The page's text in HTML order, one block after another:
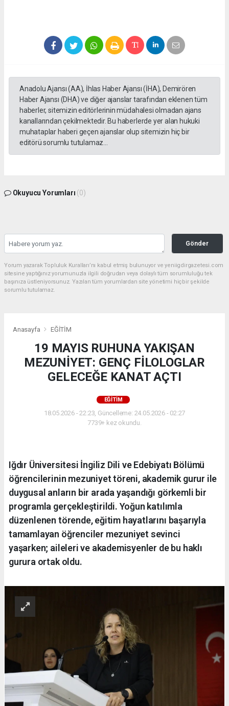
Anadolu Ajansı (AA), İhlas Haber Ajansı (İHA), Demirören
Haber Ajansı (DHA) ve diğer ajanslar tarafından eklenen tüm
haberler, sitemizin editörlerinin müdahalesi olmadan ajans
kanallarından çekilmektedir. Bu haberlerde yer alan hukuki
muhataplar haberi geçen ajanslar olup sitemizin hiç bir
editörü sorumlu tutulamaz...
Okuyucu Yorumları (0)
Gönder
Yorum yazarak Topluluk Kuralları’nı kabul etmiş bulunuyor ve yeniigdirgazetesi.com
sitesine yaptığınız yorumunuzla ilgili doğrudan veya dolaylı tüm sorumluluğu tek
başınıza üstleniyorsunuz. Yazılan tüm yorumlardan site yönetimi hiçbir şekilde
sorumlu tutulamaz.
Anasayfa EĞİTİM
19 MAYIS RUHUNA YAKIŞAN
MEZUNİYET: GENÇ FİLOLOGLAR
GELECEĞE KANAT AÇTI
EĞİTİM
18.05.2026 - 22:23, Güncelleme: 24.05.2026 - 02:27
7739+ kez okundu.
Iğdır Üniversitesi İngiliz Dili ve Edebiyatı Bölümü
öğrencilerinin mezuniyet töreni, akademik gurur ile
duygusal anların bir arada yaşandığı görkemli bir
programla gerçekleştirildi. Yoğun katılımla
düzenlenen törende, eğitim hayatlarını başarıyla
tamamlayan öğrenciler mezuniyet sevinci
yaşarken; aileleri ve akademisyenler de bu haklı
gurura ortak oldu.